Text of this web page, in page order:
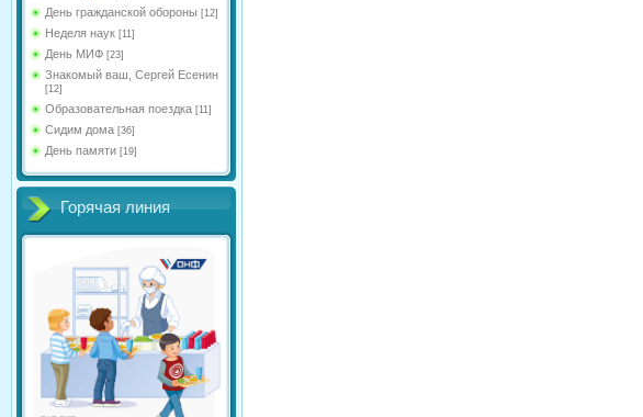
День гражданской обороны [12]
Неделя наук [11]
День МИФ [23]
Знакомый ваш, Сергей Есенин
[12]
Образовательная поездка [11]
Сидим дома [36]
День памяти [19]
Горячая линия